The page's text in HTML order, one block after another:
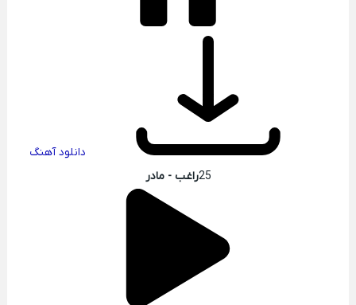
دانلود آهنگ
25راغب - مادر